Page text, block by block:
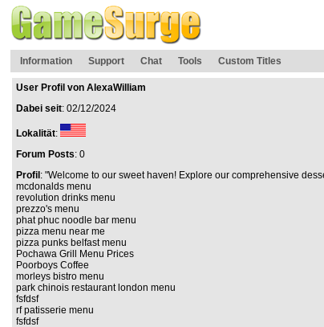
Information Support Chat Tools Custom Titles
User Profil von AlexaWilliam
Dabei seit: 02/12/2024
Lokalität:
Forum Posts: 0
Profil : "Welcome to our sweet haven! Explore our comprehensive
mcdonalds menu
revolution drinks menu
prezzo's menu
phat phuc noodle bar menu
pizza menu near me
pizza punks belfast menu
Pochawa Grill Menu Prices
Poorboys Coffee
morleys bistro menu
park chinois restaurant london menu
fsfdsf
rf patisserie menu
fsfdsf